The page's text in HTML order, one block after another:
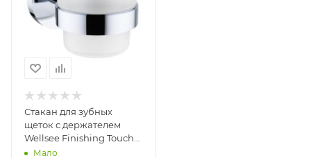
Стакан для зубных
щеток с держателем
Wellsee Finishing Touch
182506000
Мало